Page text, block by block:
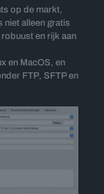
op de markt,
niet alleen gratis
en rijk aan
en MacOS, en
FTP, SFTP en